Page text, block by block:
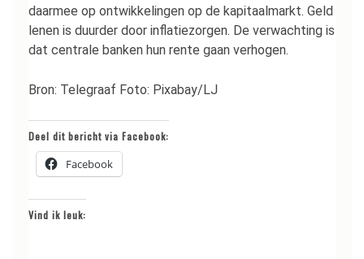
daarmee op ontwikkelingen op de kapitaalmarkt. Geld
lenen is duurder door inflatiezorgen. De verwachting is
dat centrale banken hun rente gaan verhogen.
Bron: Telegraaf Foto: Pixabay/LJ
Deel dit bericht via Facebook:
Facebook
Vind ik leuk: